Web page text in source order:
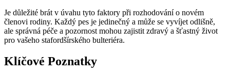
Je důležité brát v úvahu tyto faktory při rozhodování o novém
členovi rodiny. Každý pes je jedinečný a může se vyvíjet odlišně,
ale správná péče a pozornost mohou zajistit zdravý a šťastný život
pro vašeho stafordšírského bulteriéra.
Klíčové Poznatky